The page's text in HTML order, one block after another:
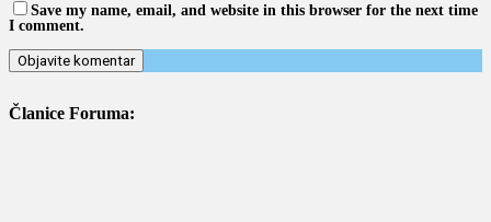
Save my name, email, and website in this browser for the next time
I comment.
Članice Foruma: